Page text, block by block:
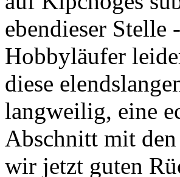
ebendieser Stelle
Hobbyläufer
diese
langweilig, eine
Abschnitt mit
wir jetzt guten